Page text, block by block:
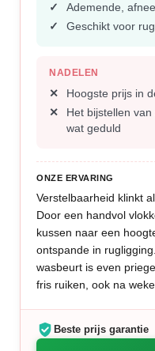
Ademende,
Geschikt voor
NADELEN
Hoogste prijs in
Het bijstellen
wat geduld
ONZE ERVARING
Verstelbaarheid klinkt
Door een handvol
kussen naar een
ontspande in
wasbeurt is even
fris ruiken, ook na
Beste prijs garantie